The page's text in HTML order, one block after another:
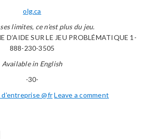
olg.ca
limites, ce n’est plus du jeu.
D’AIDE SUR LE JEU PROBLÉMATIQUE 1-
888-230-3505
Available in English
-30-
@frLeave a comment